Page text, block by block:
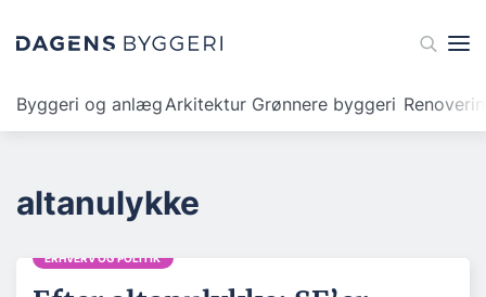
Byggeri og anlægArkitektur Grønnere byggeri
altanulykke
ERHVERV OG POLITIK